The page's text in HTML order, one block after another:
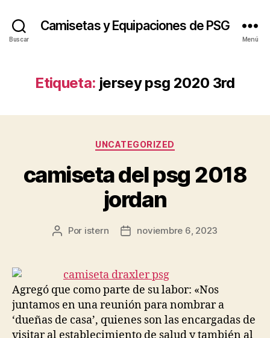
Buscar
Camisetas y Equipaciones de PSG
Menú
Etiqueta: jersey psg 2020 3rd
Categorías
UNCATEGORIZED
camiseta del psg 2018
jordan
Autor
entrada
Por istern
Fecha
entrada
noviembre 6, 2023
Agregó que como parte de su labor: «Nos
juntamos en una reunión para nombrar a
‘dueñas de casa’, quienes son las encargadas de
visitar al establecimiento de salud y también al